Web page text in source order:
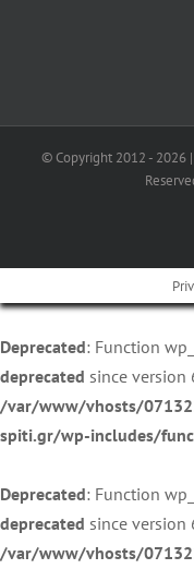
© Copyright 2012 - 2026
Deprecated: Function
deprecated since
/var/www/vhosts/
spiti.gr/wp-includes/
Deprecated: Function
deprecated since
/var/www/vhosts/